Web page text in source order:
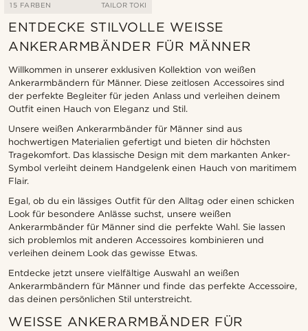
15 FARBEN TAILOR TOKI
ENTDECKE STILVOLLE WEISSE A
NKERARMBÄNDER FÜR MÄNNER
Willkommen in unserer exklusiven Kollektion von weißen
Ankerarmbändern für Männer. Diese zeitlosen Accessoires sind
der perfekte Begleiter für jeden Anlass und verleihen deinem
Outfit einen Hauch von Eleganz und Stil.
Unsere weißen Ankerarmbänder für Männer sind aus
hochwertigen Materialien gefertigt und bieten dir höchsten
Tragekomfort. Das klassische Design mit dem markanten Anker-
Symbol verleiht deinem Handgelenk einen Hauch von maritimem
Flair.
Egal, ob du ein lässiges Outfit für den Alltag oder einen schicken
Look für besondere Anlässe suchst, unsere weißen
Ankerarmbänder für Männer sind die perfekte Wahl. Sie lassen
sich problemlos mit anderen Accessoires kombinieren und
verleihen deinem Look das gewisse Etwas.
Entdecke jetzt unsere vielfältige Auswahl an weißen
Ankerarmbändern für Männer und finde das perfekte Accessoire,
das deinen persönlichen Stil unterstreicht.
WEISSE ANKERARMBÄNDER FÜR M